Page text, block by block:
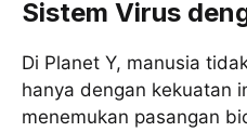
Sistem Virus
Di Planet Y, manusia
hanya dengan kekuatan
menemukan pasangan